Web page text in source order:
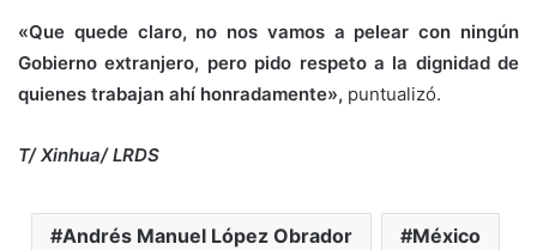
«Que quede claro, no nos vamos a pelear con ningún
Gobierno extranjero, pero pido respeto a la dignidad de
quienes trabajan ahí honradamente», puntualizó.
T/ Xinhua/ LRDS
Andrés Manuel López Obrador México